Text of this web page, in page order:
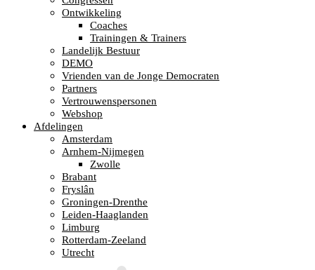
Ontwikkeling
Coaches
Trainingen & Trainers
Landelijk Bestuur
DEMO
Vrienden van de Jonge Democraten
Partners
Vertrouwenspersonen
Webshop
Afdelingen
Amsterdam
Arnhem-Nijmegen
Zwolle
Brabant
Fryslân
Groningen-Drenthe
Leiden-Haaglanden
Limburg
Rotterdam-Zeeland
Utrecht